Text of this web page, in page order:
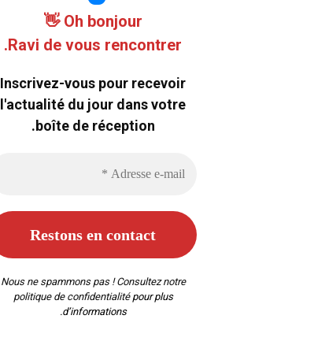
Oh bonjour 👋
Ravi de vous rencontrer.
Inscrivez-vous pour recevoir
l'actualité du jour dans votre
boîte de réception.
Nous ne spammons pas ! Consultez notre
politique de confidentialitépour plus
d’informations.